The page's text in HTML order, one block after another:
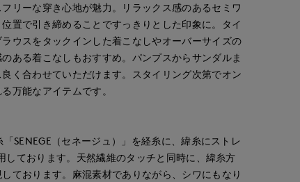
リーな穿き心地が魅力。リラックス感のあるセミワ
置で引き締めることですっきりとした印象に。タイ
ウスをタックインした着こなしやオーバーサイズの
ある着こなしもおすすめ。パンプスからサンダルま
く合わせていただけます。スタイリング次第でオン
万能なアイテムです。
SENEGE（セネージュ）」を経糸に、緯糸にストレ
しております。天然繊維のタッチと同時に、緯糸方
ております。麻混素材でありながら、シワにもなり